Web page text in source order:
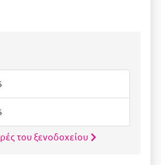
του ξενοδοχείου